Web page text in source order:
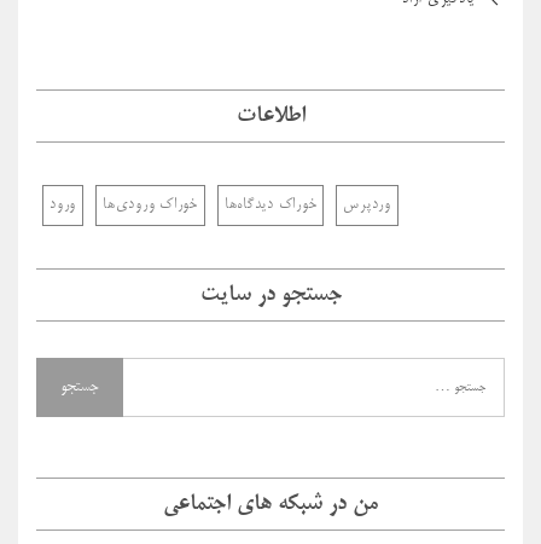
اطلاعات
ورود خوراک ورودی‌ها خوراک دیدگاه‌ها وردپرس
جستجو در سایت
من در شبکه های اجتماعی